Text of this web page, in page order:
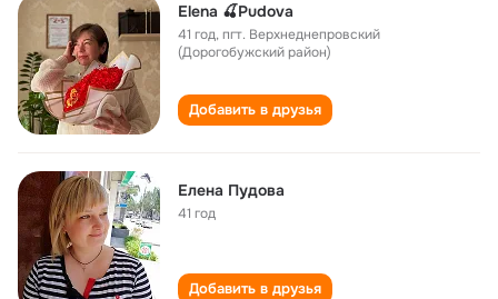
Elena 🍒Pudova
41 год,пгт. Верхнеднепровский
(Дорогобужский район)
Добавить в друзья
Елена Пудова
41 год
Добавить в друзья